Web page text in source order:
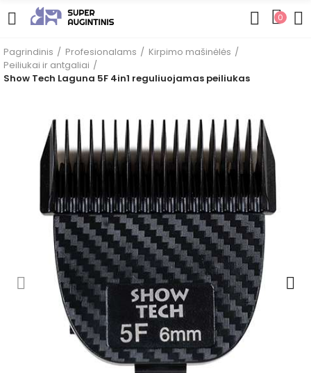
0
Pagrindinis Profesionalams
Kirpimo mašinėlės
Peiliukai ir antgaliai
Show Tech Laguna 5F 4in1 reguliuojamas peiliukas